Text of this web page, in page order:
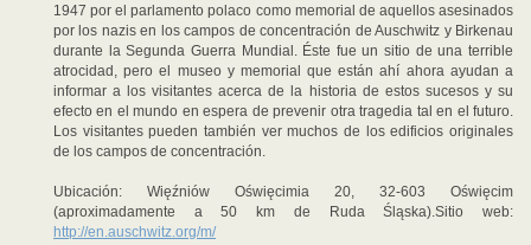
1947 por el parlamento polaco como memorial de aquellos asesinados
por los nazis en los campos de concentración de Auschwitz y Birkenau
durante la Segunda Guerra Mundial. Éste fue un sitio de una terrible
atrocidad, pero el museo y memorial que están ahí ahora ayudan a
informar a los visitantes acerca de la historia de estos sucesos y su
efecto en el mundo en espera de prevenir otra tragedia tal en el futuro.
Los visitantes pueden también ver muchos de los edificios originales
de los campos de concentración.
Ubicación: Więźniów Oświęcimia 20, 32-603 Oświęcim
(aproximadamente a 50 km de Ruda Śląska).Sitio web:
http://en.auschwitz.org/m/